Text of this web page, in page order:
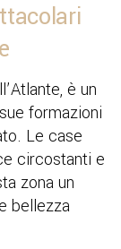
è un
formazioni
Le case
circostanti e
zona un
bellezza